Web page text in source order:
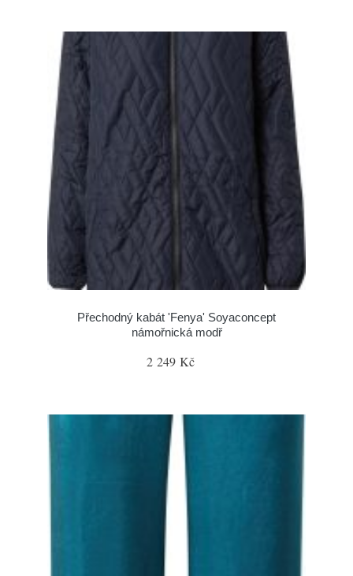
Přechodný kabát 'Fenya' Soyaconcept
námořnická modř
2 249 Kč